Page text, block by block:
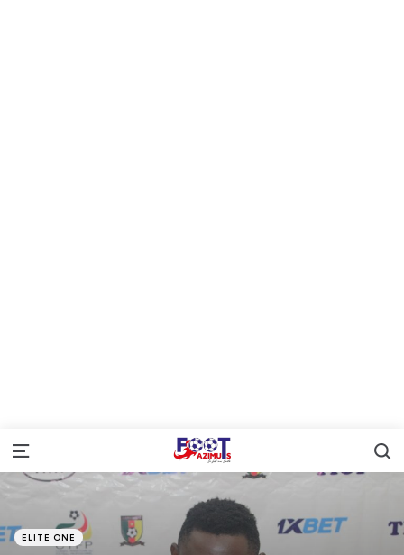
Menu
Catégories
Posté
dans
ELITE ONE